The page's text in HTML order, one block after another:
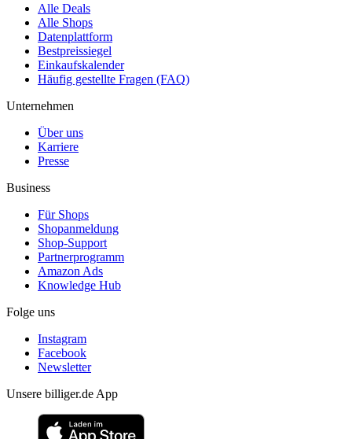
Alle Deals
Alle Shops
Datenplattform
Bestpreissiegel
Einkaufskalender
Häufig gestellte Fragen (FAQ)
Unternehmen
Über uns
Karriere
Presse
Business
Für Shops
Shopanmeldung
Shop-Support
Partnerprogramm
Amazon Ads
Knowledge Hub
Folge uns
Instagram
Facebook
Newsletter
Unsere billiger.de App